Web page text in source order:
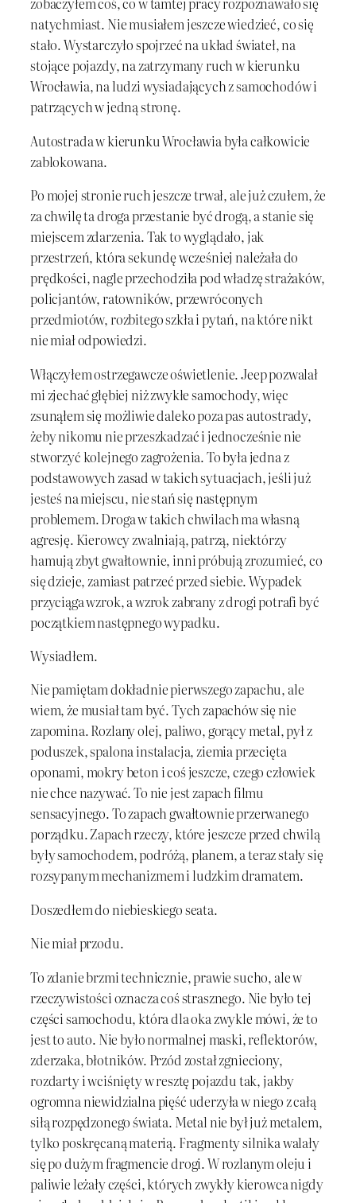
natychmiast. Nie musiałem jeszcze wiedzieć, co się
stało. Wystarczyło spojrzeć na układ świateł, na
stojące pojazdy, na zatrzymany ruch w kierunku
Wrocławia, na ludzi wysiadających z samochodów i
patrzących w jedną stronę.
Autostrada w kierunku Wrocławia była całkowicie
zablokowana.
Po mojej stronie ruch jeszcze trwał, ale już czułem, że
za chwilę ta droga przestanie być drogą, a stanie się
miejscem zdarzenia. Tak to wyglądało, jak
przestrzeń, która sekundę wcześniej należała do
prędkości, nagle przechodziła pod władzę strażaków,
policjantów, ratowników, przewróconych
przedmiotów, rozbitego szkła i pytań, na które nikt
nie miał odpowiedzi.
Włączyłem ostrzegawcze oświetlenie. Jeep pozwalał
mi zjechać głębiej niż zwykłe samochody, więc
zsunąłem się możliwie daleko poza pas autostrady,
żeby nikomu nie przeszkadzać i jednocześnie nie
stworzyć kolejnego zagrożenia. To była jedna z
podstawowych zasad w takich sytuacjach, jeśli już
jesteś na miejscu, nie stań się następnym
problemem. Droga w takich chwilach ma własną
agresję. Kierowcy zwalniają, patrzą, niektórzy
hamują zbyt gwałtownie, inni próbują zrozumieć, co
się dzieje, zamiast patrzeć przed siebie. Wypadek
przyciąga wzrok, a wzrok zabrany z drogi potrafi być
początkiem następnego wypadku.
Wysiadłem.
Nie pamiętam dokładnie pierwszego zapachu, ale
wiem, że musiał tam być. Tych zapachów się nie
zapomina. Rozlany olej, paliwo, gorący metal, pył z
poduszek, spalona instalacja, ziemia przecięta
oponami, mokry beton i coś jeszcze, czego człowiek
nie chce nazywać. To nie jest zapach filmu
sensacyjnego. To zapach gwałtownie przerwanego
porządku. Zapach rzeczy, które jeszcze przed chwilą
były samochodem, podróżą, planem, a teraz stały się
rozsypanym mechanizmem i ludzkim dramatem.
Doszedłem do niebieskiego seata.
Nie miał przodu.
To zdanie brzmi technicznie, prawie sucho, ale w
rzeczywistości oznacza coś strasznego. Nie było tej
części samochodu, która dla oka zwykle mówi, że to
jest to auto. Nie było normalnej maski, reflektorów,
zderzaka, błotników. Przód został zgnieciony,
rozdarty i wciśnięty w resztę pojazdu tak, jakby
ogromna niewidzialna pięść uderzyła w niego z całą
siłą rozpędzonego świata. Metal nie był już metalem,
tylko poskręcaną materią. Fragmenty silnika walały
się po dużym fragmencie drogi. W rozlanym oleju i
paliwie leżały części, których zwykły kierowca nigdy